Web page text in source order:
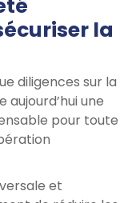
la
diligences sur la
une
pour toute
et